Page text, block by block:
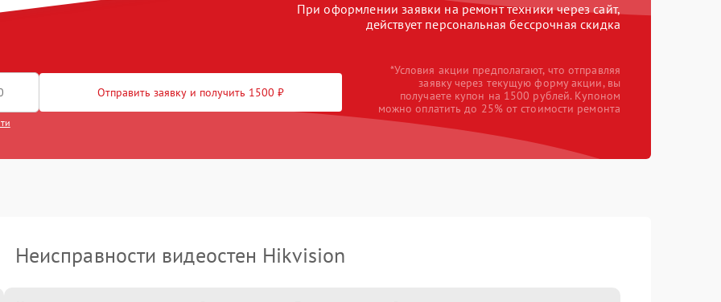
При оформлении заявки на ремонт техники через сайт,
действует персональная бессрочная скидка
Отправить заявку и получить 1500 ₽
*Условия акции предполагают, что отправляя
заявку через текущую форму акции, вы
получаете купон на 1500 рублей. Купоном
можно оплатить до 25% от стоимости ремонта
Неисправности видеостен Hikvision